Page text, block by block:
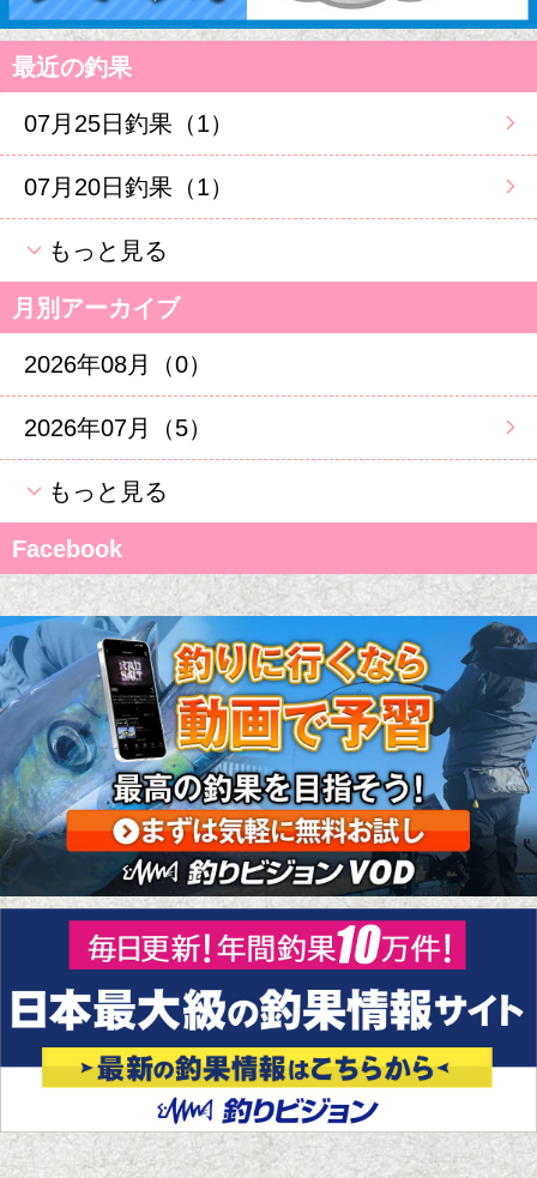
最近の釣果
07月25日釣果（1）
07月20日釣果（1）
もっと見る
月別アーカイブ
2026年08月（0）
2026年07月（5）
もっと見る
Facebook